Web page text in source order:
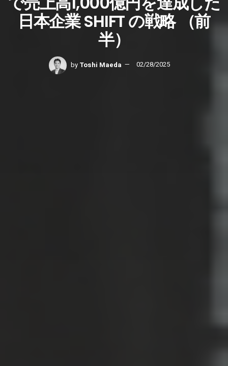
日本企業 SHIFT の戦略 （前
半）
by Toshi Maeda 02/28/2025